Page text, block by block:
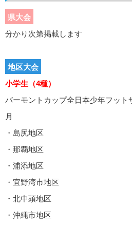
県大会
分かり次第掲載します
地区大会
小学生（4種）
バーモントカップ全日本少年フット
月
・島尻地区
・那覇地区
・浦添地区
・宜野湾市地区
・北中頭地区
・沖縄市地区